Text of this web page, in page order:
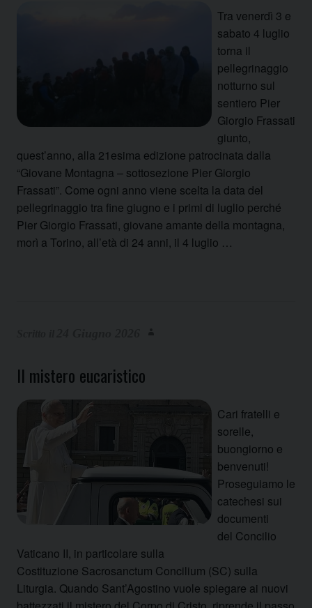
Tra venerdì 3 e
sabato 4 luglio
torna il
pellegrinaggio
notturno sul
sentiero Pier
Giorgio Frassati
giunto,
quest’anno, alla 21esima edizione patrocinata dalla
“Giovane Montagna – sottosezione Pier Giorgio
Frassati”. Come ogni anno viene scelta la data del
pellegrinaggio tra fine giugno e i primi di luglio perché
Pier Giorgio Frassati, giovane amante della montagna,
morì a Torino, all’età di 24 anni, il 4 luglio …
Il mistero eucaristico
Cari fratelli e
sorelle,
buongiorno e
benvenuti!
Proseguiamo le
catechesi sui
documenti
del Concilio
Vaticano II, in particolare sulla
Costituzione Sacrosanctum Concilium (SC) sulla
Liturgia. Quando Sant’Agostino vuole spiegare ai nuovi